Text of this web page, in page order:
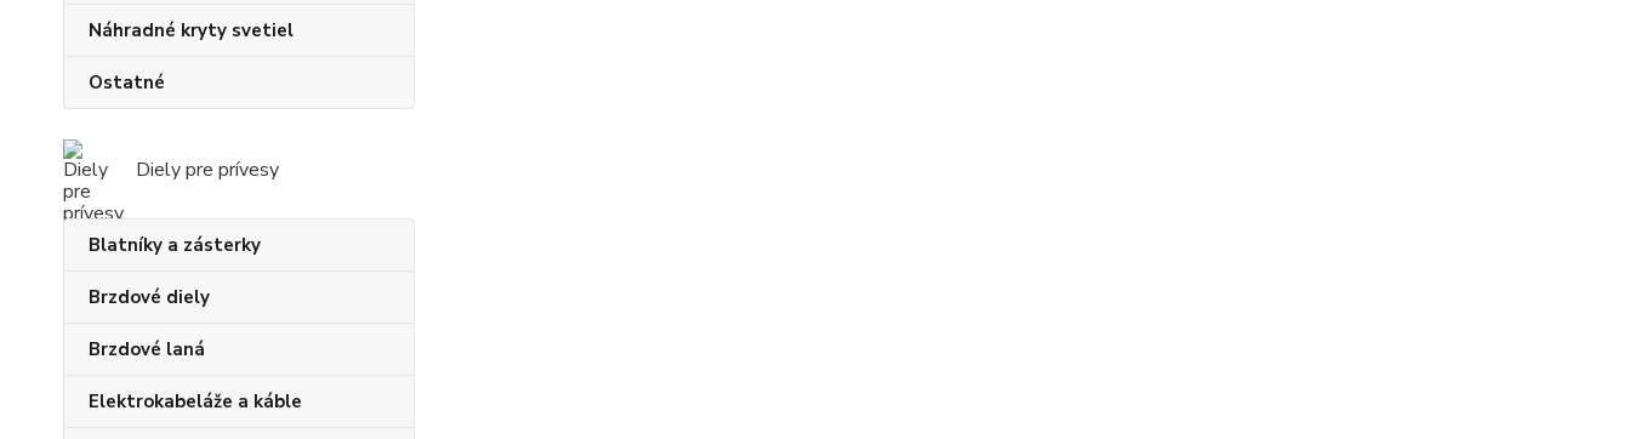
Náhradné kryty svetiel
Ostatné
Diely pre prívesy
Blatníky a zásterky
Brzdové diely
Brzdové laná
Elektrokabeláže a káble